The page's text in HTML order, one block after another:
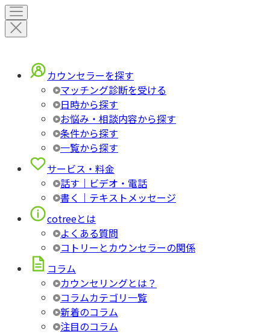
カウンセラーを探す
マッチング診断を受ける
日時から探す
お悩み・相談内容から探す
条件から探す
一覧から探す
サービス・料金
話す｜ビデオ・電話
書く｜テキストメッセージ
cotreeとは
よくある質問
コトリーとカウンセラーの関係
コラム
カウンセリングとは？
コラムカテゴリ一覧
新着のコラム
注目のコラム